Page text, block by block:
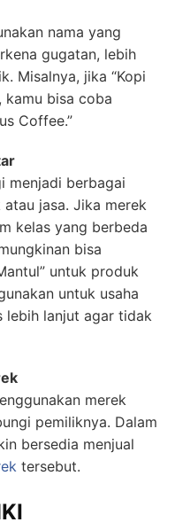
nama yang
gugatan, lebih
Misalnya, jika “Kopi
kamu bisa coba
Coffee.”
menjadi berbagai
jasa. Jika merek
kelas yang berbeda
bisa
untuk produk
untuk usaha
lebih lanjut agar tidak
merek
pemiliknya. Dalam
bersedia menjual
tersebut.